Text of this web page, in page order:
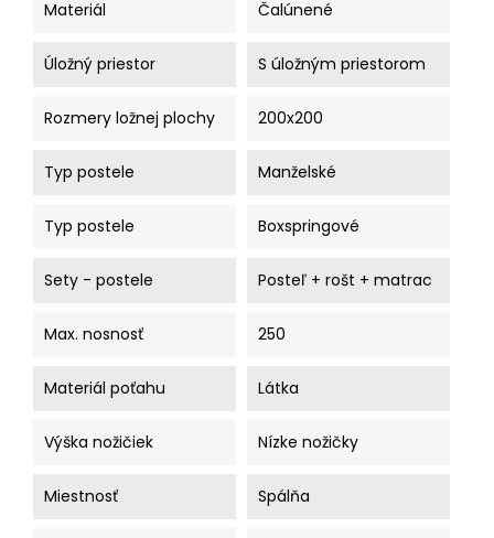
Materiál Čalúnené
Úložný priestor S úložným priestorom
Rozmery ložnej plochy 200x200
Typ postele Manželské
Typ postele Boxspringové
Sety - postele Posteľ + rošt + matrac
Max. nosnosť 250
Materiál poťahu Látka
Výška nožičiek Nízke nožičky
Miestnosť Spálňa